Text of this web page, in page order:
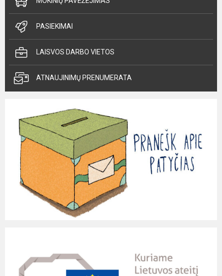
PASIEKIMAI
LAISVOS DARBO VIETOS
ATNAUJINIMŲ PRENUMERATA